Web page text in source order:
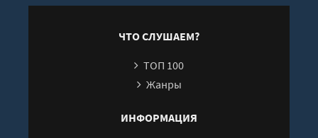
24
ЧТО СЛУШАЕМ?
ТОП 100
Жанры
ИНФОРМАЦИЯ